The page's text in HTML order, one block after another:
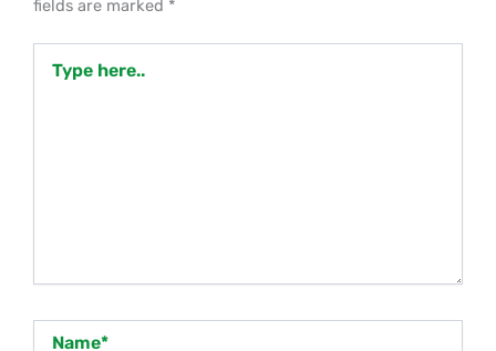
fields are marked *
here..